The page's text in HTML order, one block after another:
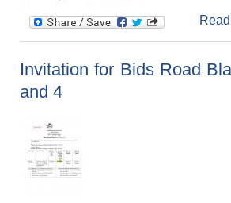
Invitation for Bids Road
and 4